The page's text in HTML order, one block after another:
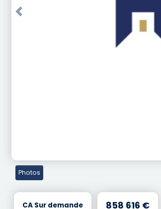
Previous
Photos
CA Sur demande 858 616 €